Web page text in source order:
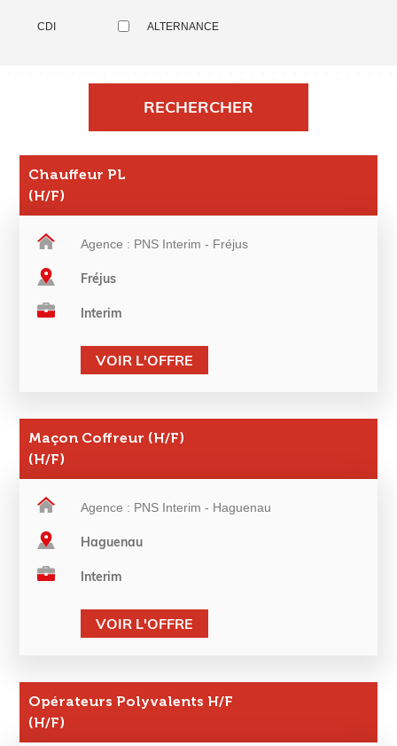
CDI ALTERNANCE
Chauffeur PL
(H/F)
Agence : PNS Interim - Fréjus
Fréjus
Interim
VOIR L'OFFRE
Maçon Coffreur (H/F)
(H/F)
Agence : PNS Interim - Haguenau
Haguenau
Interim
VOIR L'OFFRE
Opérateurs Polyvalents H/F
(H/F)